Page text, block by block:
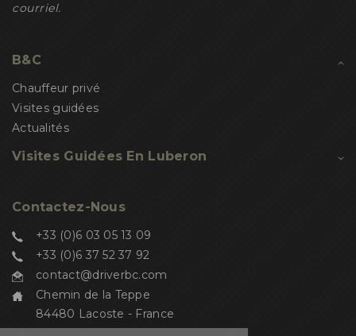
courriel.
B&C
Chauffeur privé
Visites guidées
Actualités
Visites Guidées En Luberon
Contactez-Nous
+33 (0)6 03 05 13 09
+33 (0)6 37 52 37 92
contact@driverbc.com
Chemin de la Teppe
84480 Lacoste - France